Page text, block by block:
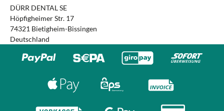
DÜRR DENTAL SE
Höpfigheimer Str. 17
74321 Bietigheim-Bissingen
Deutschland